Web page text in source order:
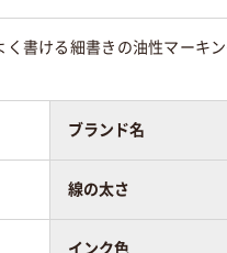
60g
よく書ける細書きの油性マ
ブランド名
線の太さ
インク色